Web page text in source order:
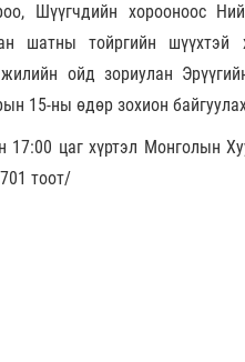
Шүүгчдийн хорооноос
шатны тойргийн шүүхтэй
ойд зориулан
15-ны өдөр зохион
цаг хүртэл Монголын
тоот/